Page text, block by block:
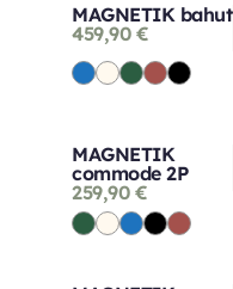
MAGNETIK bahut
459,90 €
MAGNETIK
commode 2P
259,90 €